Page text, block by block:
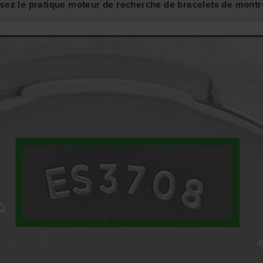
le pratique moteur de recherche de bracelets de